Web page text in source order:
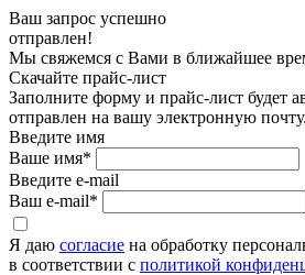
Ваш запрос успешно
отправлен!
Мы свяжемся с Вами в ближайшее
Скачайте прайс-лист
Заполните форму и прайс-лист будет
отправлен на вашу электронную почту.
Введите имя
Ваше имя*
Введите e-mail
Ваш e-mail*
Я даю согласие на обработку
в соответствии с политикой